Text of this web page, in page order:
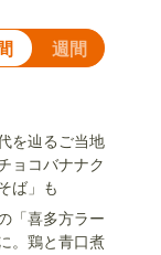
週間
を辿るご当地
ョコバナナク
ば」も
「喜多方ラー
。鶏と青口煮